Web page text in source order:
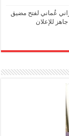
عُماني لفتح مضيق